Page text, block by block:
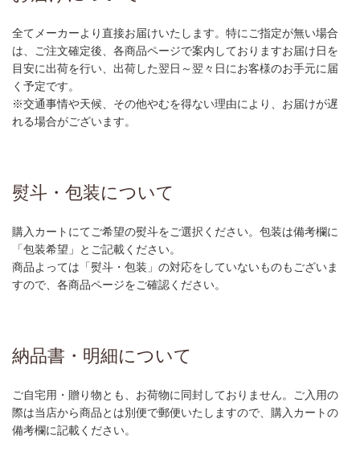
全てメーカーより直接お届けいたします。特にご指定が無い場合
は、ご注文確定後、各商品ページで案内しておりますお届け日を
目安に出荷を行い、出荷した翌日～翌々日にお客様のお手元に届
く予定です。
※交通事情や天候、その他やむを得ない理由により、お届けが遅
れる場合がございます。
熨斗・包装について
購入カートにてご希望の熨斗をご選択ください。包装は備考欄に
「包装希望」とご記載ください。
商品よっては「熨斗・包装」の対応をしていないものもございま
すので、各商品ページをご確認ください。
納品書・明細について
ご自宅用・贈り物とも、お荷物に同封しておりません。ご入用の
際は当店から商品とは別便で郵便いたしますので、購入カートの
備考欄に記載ください。